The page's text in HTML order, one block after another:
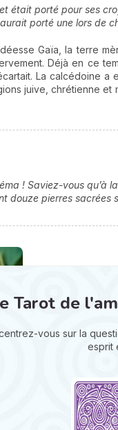
était porté pour ses
porté une lors de
Gaïa, la terre
Déjà en ce
La calcédoine a
juive, chrétienne
! Saviez-vous qu’à
douze pierres sacrées
Tarot de
vous sur la
esprit